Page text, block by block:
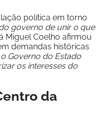
política em torno
governo de unir o que
Miguel Coelho afirmou
demandas históricas
Governo do Estado
os interesses do
da